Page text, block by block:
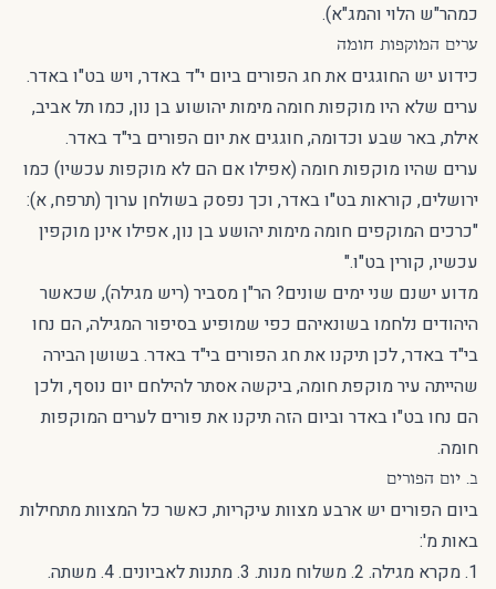
כמהר"ש הלוי והמג"א).
ערים המוקפות חומה
כידוע יש החוגגים את חג הפורים ביום י"ד באדר, ויש בט"ו באדר.
ערים שלא היו מוקפות חומה מימות יהושוע בן נון, כמו תל אביב,
אילת, באר שבע וכדומה, חוגגים את יום הפורים בי"ד באדר.
ערים שהיו מוקפות חומה (אפילו אם הם לא מוקפות עכשיו) כמו
ירושלים, קוראות בט"ו באדר, וכך נפסק בשולחן ערוך (תרפח, א):
"כרכים המוקפים חומה מימות יהושע בן נון, אפילו אינן מוקפין
עכשיו, קורין בט"ו."
מדוע ישנם שני ימים שונים? הר"ן מסביר (ריש מגילה), שכאשר
היהודים נלחמו בשונאיהם כפי שמופיע בסיפור המגילה, הם נחו
בי"ד באדר, לכן תיקנו את חג הפורים בי"ד באדר. בשושן הבירה
שהייתה עיר מוקפת חומה, ביקשה אסתר להילחם יום נוסף, ולכן
הם נחו בט"ו באדר וביום הזה תיקנו את פורים לערים המוקפות
חומה.
ב. יום הפורים
ביום הפורים יש ארבע מצוות עיקריות, כאשר כל המצוות מתחילות
באות מ':
1. מקרא מגילה. 2. משלוח מנות. 3. מתנות לאביונים. 4. משתה.